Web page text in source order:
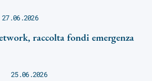
27.06.2026
raccolta fondi emergenza
25.06.2026